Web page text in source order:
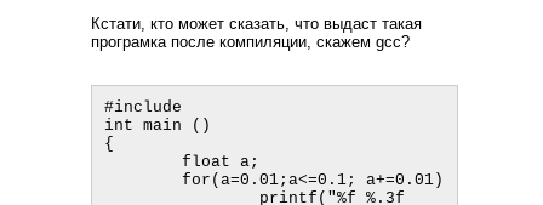
Кстати, кто может сказать, что выдаст такая
програмка после компиляции, скажем gcc?
#include
int main ()
{